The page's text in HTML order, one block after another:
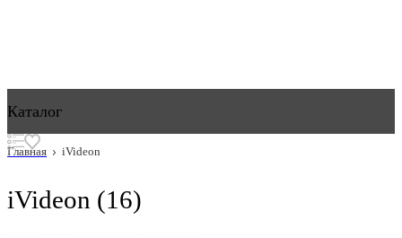
Каталог
Главная iVideon
iVideon (16)